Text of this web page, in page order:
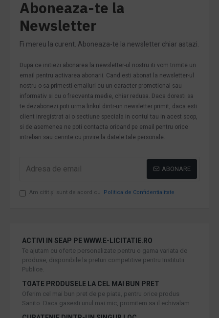
Aboneaza-te la
Newsletter
Fi mereu la curent. Aboneaza-te la newsletter chiar astazi.
Dupa ce initiezi abonarea la newsletter-ul nostru iti vom trimite un
email pentru activarea abonarii. Cand esti abonat la newsletter-ul
nostru o sa primesti emailuri cu un caracter promotional sau
informativ si cu o frecventa medie, chiar redusa. Daca doresti sa
te dezabonezi poti urma linkul dintr-un newsletter primit, daca esti
client inregistrat ai o sectiune speciala in contul tau in acest scop,
si de asemenea ne poti contacta oricand pe email pentru orice
intrebari sau cerinte cu privire la datele tale personale.
ABONARE
Am citit şi sunt de acord cu Politica de Confidentialitate
ACTIVI IN SEAP PE WWW.E-LICITATIE.RO
Te ajutam cu oferte personalizate pentru o gama variata de
produse, disponibile la preturi competitive pentru Institutii
Publice.
TOATE PRODUSELE LA CEL MAI BUN PRET
Oferim cel mai bun pret de pe piata, pentru orice produs
Sanito. Daca gasesti unul mai mic, promitem sa il echivalam.